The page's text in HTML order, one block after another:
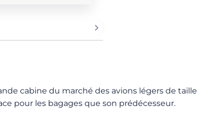
cabine du marché des avions légers de taille
pour les bagages que son prédécesseur.